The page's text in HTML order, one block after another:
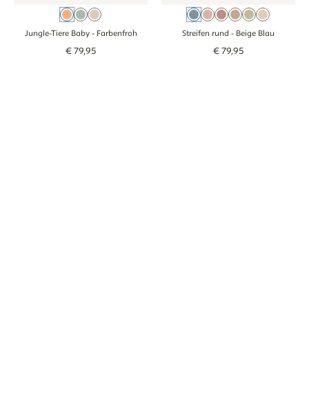
Farbenfroh
Grünblau
Beige
Jungle-Tiere Baby- Farbenfroh
€79,95
Beige Blau
Oudroze
RosaBraun
GroenBeige
Streifen rund - Beige Blau
€79,95